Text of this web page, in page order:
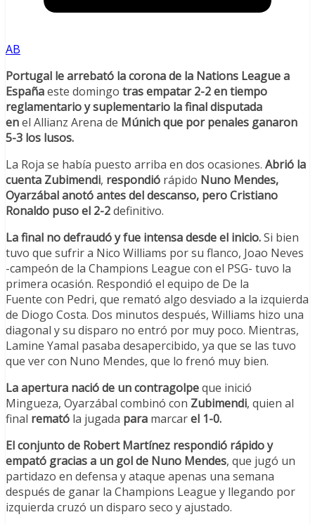
AB
Portugal le arrebató la corona de la Nations League a
Españaeste domingo tras empatar 2-2 en tiempo
reglamentario y suplementario la final disputada
enel Allianz Arena de Múnich que por penales ganaron
5-3 los lusos.
La Roja se había puesto arriba en dos ocasiones. Abrió la
cuenta Zubimendi, respondió rápido Nuno Mendes,
Oyarzábal anotó antes del descanso, pero Cristiano
Ronaldo puso el 2-2definitivo.
La final no defraudó y fue intensa desde el inicio.Si bien
tuvo que sufrir a Nico Williams por su flanco, Joao Neves
-campeón de la Champions League con el PSG- tuvo la
primera ocasión. Respondió el equipo de De la
Fuente con Pedri, que remató algo desviado a la izquierda
de Diogo Costa. Dos minutos después, Williams hizo una
diagonal y su disparo no entró por muy poco. Mientras,
Lamine Yamal pasaba desapercibido, ya que se las tuvo
que ver con Nuno Mendes, que lo frenó muy bien.
La apertura nació de un contragolpeque inició
Mingueza, Oyarzábal combinó con Zubimendi, quien al
final remató la jugada para marcarel 1-0.
El conjunto de Robert Martínez respondió rápido y
empató gracias a un gol de Nuno Mendes, que jugó un
partidazo en defensa y ataque apenas una semana
después de ganar la Champions League y llegando por
izquierda cruzó un disparo seco y ajustado.